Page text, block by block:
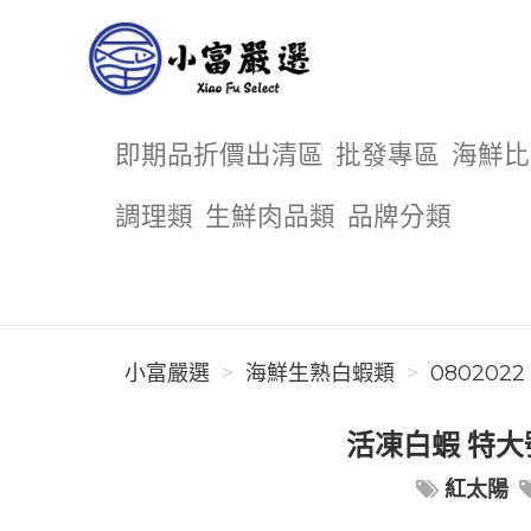
即期品折價出清區 批發專區 海鮮
調理類 生鮮肉品類 品牌分類
小富嚴選 海鮮生熟白蝦類 0802022
活凍白蝦 特
紅太陽